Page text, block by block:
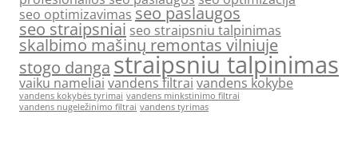
seo optimizavimas seo paslaugos
seo straipsniai seo straipsniu talpinimas
skalbimo mašinų remontas vilniuje
stogo dangastraipsniu talpinimas
vaiku nameliai vandens filtraivandens kokybe
vandens kokybės tyrimai vandens minkstinimo filtrai
vandens nugeležinimo filtrai vandens tyrimas